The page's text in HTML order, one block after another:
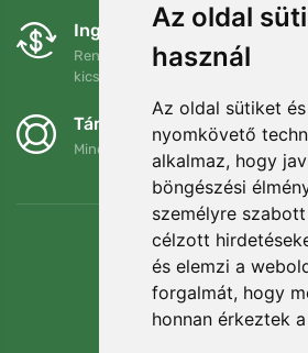
Az oldal
használ
Az oldal sütiket
nyomkövető
alkalmaz, hogy
böngészési
személyre
célzott
és elemzi a
forgalmát, hogy
honnan érkeztek
Ingyenes csere és
Rendelését 90 napon belül
kicserélheti.
Támogatjuk a Trees.org-ot
Minden megrendelésért ültetünk